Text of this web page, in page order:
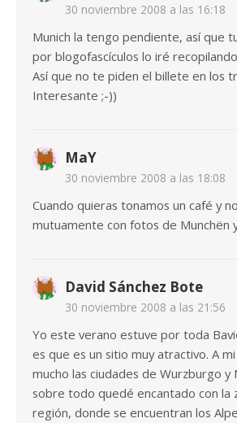
30 noviembre 2008 a las 16:18
Munich la tengo pendiente, así que
por blogofascículos lo iré
Así que no te piden el billete en los
Interesante ;-))
MaY
30 noviembre 2008 a las 18:08
Cuando quieras tonamos un café y
mutuamente con fotos de Munchën
David Sánchez Bote
30 noviembre 2008 a las 21:56
Yo este verano estuve por toda
es que es un sitio muy atractivo. A
mucho las ciudades de Wurzburgo
sobre todo quedé encantado con la
región, donde se encuentran los